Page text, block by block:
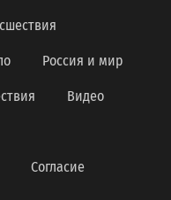
Россия и мир
Видео
Согласие